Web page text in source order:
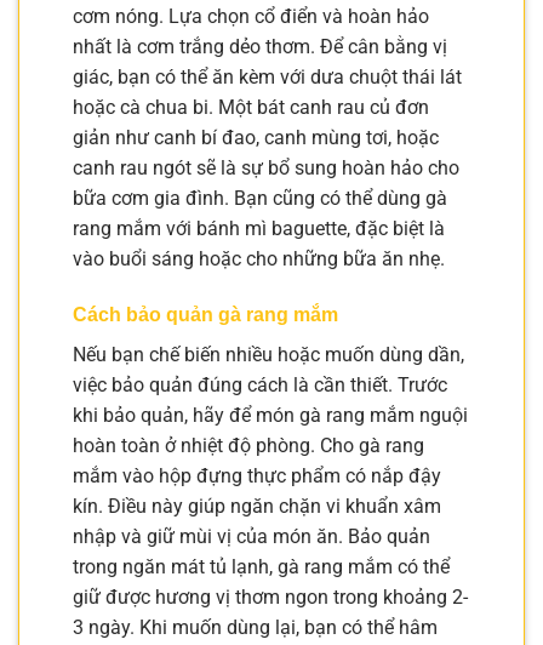
cơm nóng. Lựa chọn cổ điển và hoàn hảo
nhất là cơm trắng dẻo thơm. Để cân bằng vị
giác, bạn có thể ăn kèm với dưa chuột thái lát
hoặc cà chua bi. Một bát canh rau củ đơn
giản như canh bí đao, canh mùng tơi, hoặc
canh rau ngót sẽ là sự bổ sung hoàn hảo cho
bữa cơm gia đình. Bạn cũng có thể dùng gà
rang mắm với bánh mì baguette, đặc biệt là
vào buổi sáng hoặc cho những bữa ăn nhẹ.
Cách bảo quản gà rang mắm
Nếu bạn chế biến nhiều hoặc muốn dùng dần,
việc bảo quản đúng cách là cần thiết. Trước
khi bảo quản, hãy để món gà rang mắm nguội
hoàn toàn ở nhiệt độ phòng. Cho gà rang
mắm vào hộp đựng thực phẩm có nắp đậy
kín. Điều này giúp ngăn chặn vi khuẩn xâm
nhập và giữ mùi vị của món ăn. Bảo quản
trong ngăn mát tủ lạnh, gà rang mắm có thể
giữ được hương vị thơm ngon trong khoảng 2-
3 ngày. Khi muốn dùng lại, bạn có thể hâm